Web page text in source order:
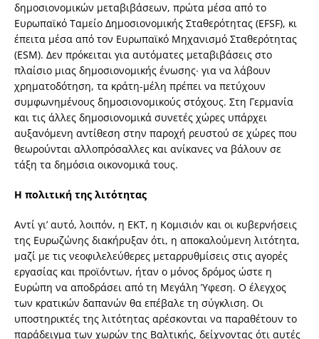
δημοσιονομικών μεταβιβάσεων, πρώτα μέσα από το
Ευρωπαϊκό Ταμείο Δημοσιονομικής Σταθερότητας (ΕFSF), κι
έπειτα μέσα από τον Ευρωπαϊκό Μηχανισμό Σταθερότητας
(ΕSM). Δεν πρόκειται για αυτόματες μεταβιβάσεις στο
πλαίσιο μιας δημοσιονομικής ένωσης∙ για να λάβουν
χρηματοδότηση, τα κράτη-μέλη πρέπει να πετύχουν
συμφωνημένους δημοσιονομικούς στόχους. Στη Γερμανία
και τις άλλες δημοσιονομικά συνετές χώρες υπάρχει
αυξανόμενη αντίθεση στην παροχή ρευστού σε χώρες που
θεωρούνται αλλοπρόσαλλες και ανίκανες να βάλουν σε
τάξη τα δημόσια οικονομικά τους.
Η πολιτική της λιτότητας
Αντί γι’ αυτό, λοιπόν, η ΕΚΤ, η Κομισιόν και οι κυβερνήσεις
της Ευρωζώνης διακήρυξαν ότι, η αποκαλούμενη λιτότητα,
μαζί με τις νεοφιλελεύθερες μεταρρυθμίσεις στις αγορές
εργασίας και προϊόντων, ήταν ο μόνος δρόμος ώστε η
Ευρώπη να αποδράσει από τη Μεγάλη Ύφεση. Ο έλεγχος
των κρατικών δαπανών θα επέβαλε τη σύγκλιση. Οι
υποστηρικτές της λιτότητας αρέσκονται να παραθέτουν το
παράδειγμα των χωρών της Βαλτικής, δείχνοντας ότι αυτές